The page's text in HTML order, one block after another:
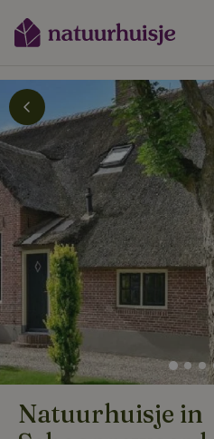
Natuurhuisje in